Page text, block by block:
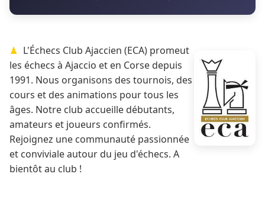
L'Échecs Club Ajaccien (ECA) promeut
les échecs à Ajaccio et en Corse depuis
1991. Nous organisons des tournois, des
cours et des animations pour tous les
âges. Notre club accueille débutants,
amateurs et joueurs confirmés.
Rejoignez une communauté passionnée
et conviviale autour du jeu d'échecs. A
bientôt au club !